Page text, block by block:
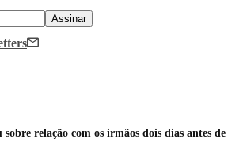
Assinar
relação com os irmãos dois dias antes de